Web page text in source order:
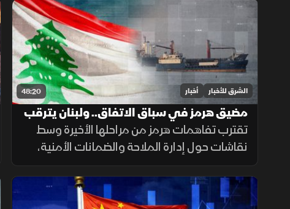
48:20 الشرق للأخبار أخبار
مضيق هرمز في سباق الاتفاق.. ولبنان يترقب
مسار التهدئة
تقترب تفاهمات هرمز من مراحلها الأخيرة وسط
نقاشات حول إدارة الملاحة والضمانات الأمنية،
بالتوازي مع تحركات أميركية ومفاوضات لبنانية
إسرائيلية تعكس استمرار اختبار فرص التهدئة في
المنطقة.